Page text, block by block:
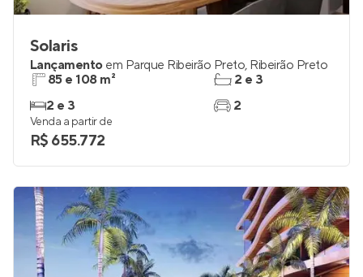
Solaris
Lançamento em Parque Ribeirão Preto, Ribeirão Preto
85 e 108 m²
2 e 3
2 e 3
2
Venda a partir de
R$ 655.772